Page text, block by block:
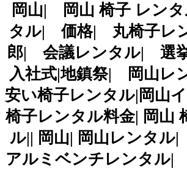
岡山| 岡山 椅子 レン
タル| 価格| 丸椅子レ
郎| 会議レンタル| 選
入社式|地鎮祭| 岡山レ
安い椅子レンタル|岡山
椅子レンタル料金| 岡山
ル|| 岡山| 岡山レンタ
アルミベンチレンタル|